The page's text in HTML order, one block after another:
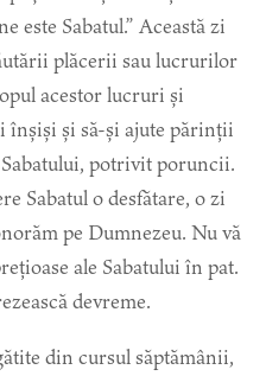
este Sabatul.” Această zi
plăcerii sau lucrurilor
acestor lucruri și
înșiși și să-și ajute părinții
potrivit poruncii.
Sabatul o desfătare, o zi
pe Dumnezeu. Nu vă
ale Sabatului în pat.
devreme.
din cursul săptămânii,